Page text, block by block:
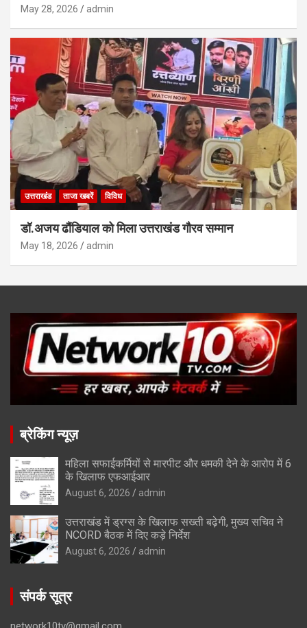
May 28, 2026 admin
उत्तराखंड ताजा खबरें विविध
डॉ.अजय ढौंडियाल को मिला उत्तराखंड गौरव सम्मान
May 18, 2026 admin
ब्रेकिंग न्यूज़
महिला सफाईकर्मियों से मारपीट और धमकी देने के आरोप में 6
के खिलाफ एफआईआर
August 6, 2026 admin
उत्तराखंड में ड्रग्स के खिलाफ सख्ती बढ़ेगी, मुख्य सचिव ने
NCORD बैठक में दिए कड़े निर्देश
August 6, 2026 admin
संपर्क सूत्र